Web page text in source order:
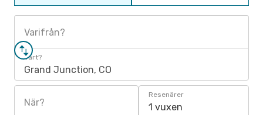
Varifrån?
Vart?
Grand Junction, CO
När?
Resenärer
1 vuxen